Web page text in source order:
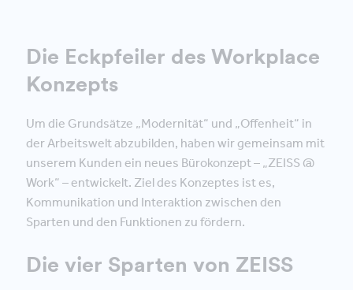
Die Eckpfeiler des Workplace
Konzepts
Um die Grundsätze „Modernität“ und „Offenheit“ in
der Arbeitswelt abzubilden, haben wir gemeinsam mit
unserem Kunden ein neues Bürokonzept – „ZEISS @
Work“ – entwickelt. Ziel des Konzeptes ist es,
Kommunikation und Interaktion zwischen den
Sparten und den Funktionen zu fördern.
Die vier Sparten von ZEISS